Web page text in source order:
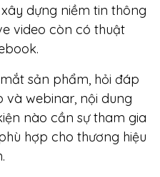
dựng niềm tin thông
video còn có thuật
sản phẩm, hỏi đáp
và webinar, nội dung
nào cần sự tham gia
hợp cho thương hiệu